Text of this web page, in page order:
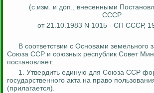
(с изм. и доп., внесенными
СССР
от 21.10.1983 N 1015 - СП СССР,
В соответствии с Основами земельного
Союза ССР и союзных республик Совет
постановляет:
1. Утвердить единую для Союза ССР
государственного акта на право
(прилагается).